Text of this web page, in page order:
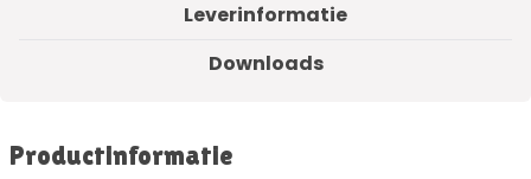
Leverinformatie
Downloads
Productinformatie